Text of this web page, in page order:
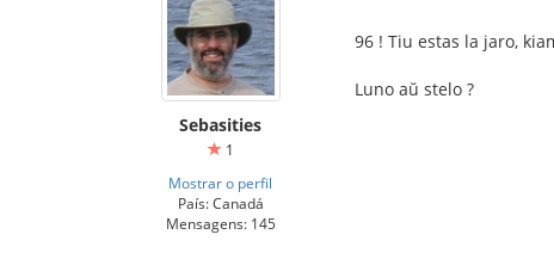
Sebasities
1
Mostrar o perfil
País: Canadá
Mensagens: 145
96 ! Tiu estas la jaro,
Luno aŭ stelo ?